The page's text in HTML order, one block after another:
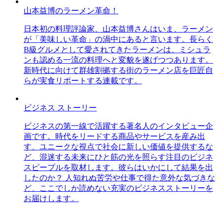
山本益博のラーメン革命！
日本初の料理評論家、山本益博さんはいま、ラーメン
が「美味しい革命」の渦中にあると言います。長らく
B級グルメとして愛されてきたラーメンは、ミシュラ
ンも認める一流の料理へと変貌を遂げつつあります。
新時代に向けて群雄割拠する街のラーメン店を巨匠自
らが実食リポートする連載です。
ビジネス ストーリー
ビジネスの第一線で活躍する著名人のインタビュー企
画です。時代をリードする商品やサービスを産み出
す、ユニークな視点で社会に新しい価値を提供するな
ど、混迷する未来にひと筋の光を照らす注目のビジネ
スピープルを取材します。彼らはいかにして結果を出
したのか？ 人知れぬ苦労や仕事で得た意外な気づきな
ど、ここでしか読めない充実のビジネスストーリーを
お届けします。